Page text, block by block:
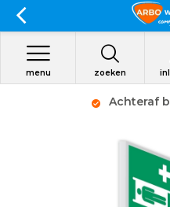
zoeken
menu
Achteraf